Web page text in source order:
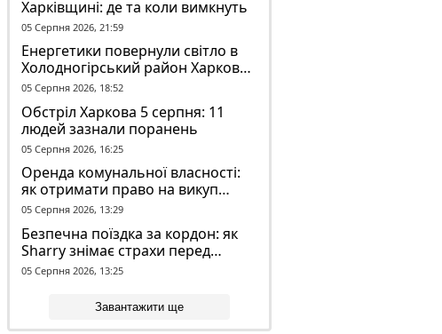
Харківщині: де та коли вимкнуть
05 Серпня 2026, 21:59
Енергетики повернули світло в
Холодногірський район Харкова
після ворожого обстрілу
05 Серпня 2026, 18:52
Обстріл Харкова 5 серпня: 11
людей зазнали поранень
05 Серпня 2026, 16:25
Оренда комунальної власності:
як отримати право на викуп
об’єкта
05 Серпня 2026, 13:29
Безпечна поїздка за кордон: як
Sharry знімає страхи перед
довгою дорогою
05 Серпня 2026, 13:25
Завантажити ще